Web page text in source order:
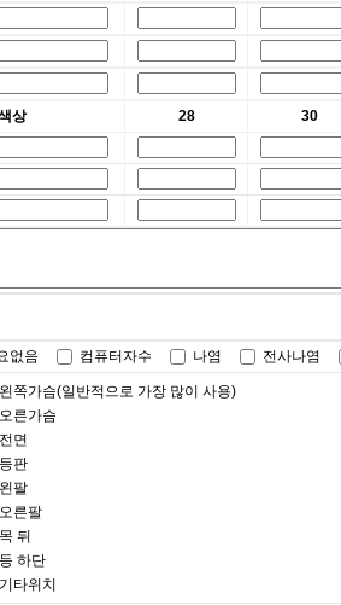
상 28 30
없음 컴퓨터자수 나염 전사나염
쪽가슴(일반적으로 가장 많이 사용)
른가슴
면
판
팔
른팔
뒤
하단
타위치